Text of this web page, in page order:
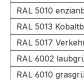
RAL 5010
RAL 5013
RAL 5017
RAL 6002
RAL 6010